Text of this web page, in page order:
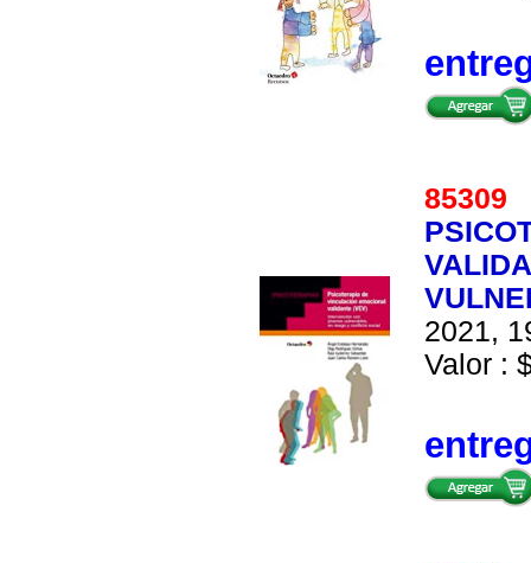
85309
2021,
Valor :